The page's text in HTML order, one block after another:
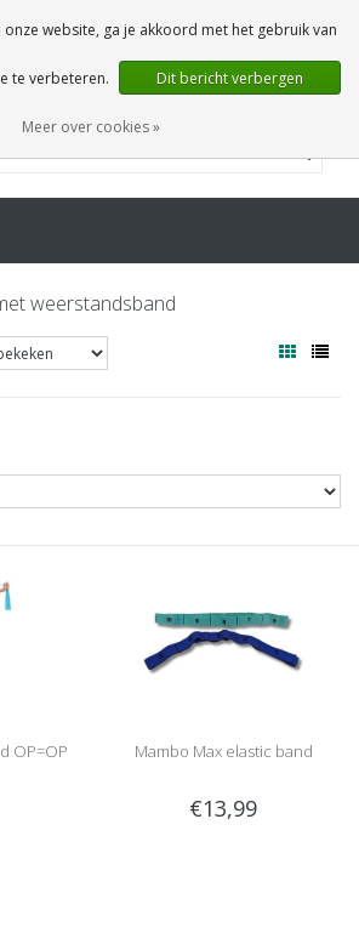
0 Artikelen
weerstandsband
OP=OP Mambo Max elastic band
€13,99
website, ga je akkoord met het gebruik van
te verbeteren. Dit bericht verbergen
Meer over cookies »